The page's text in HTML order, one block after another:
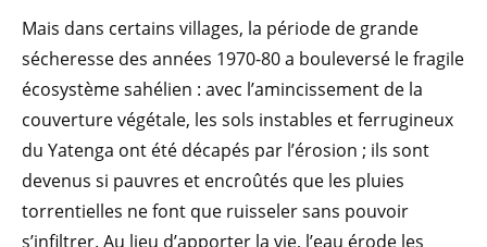
Mais dans certains villages, la période de grande
sécheresse des années 1970-80 a bouleversé le fragile
écosystème sahélien : avec l’amincissement de la
couverture végétale, les sols instables et ferrugineux
du Yatenga ont été décapés par l’érosion ; ils sont
devenus si pauvres et encroûtés que les pluies
torrentielles ne font que ruisseler sans pouvoir
s’infiltrer. Au lieu d’apporter la vie, l’eau érode les